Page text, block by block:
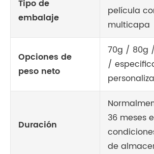
Tipo de
embalaje
película
multicapa
Opciones de
peso neto
70g / 80g
/
Duración
36 meses
de